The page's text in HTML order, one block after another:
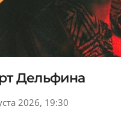
Дельфина
2026, 19:30